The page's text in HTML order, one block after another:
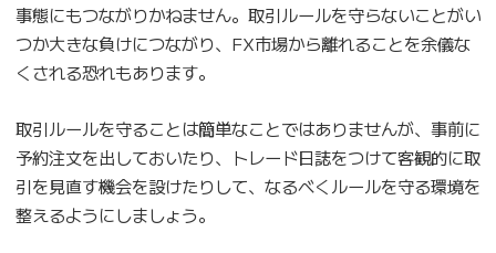
事態にもつながりかねません。取引ルールを守らないことがい
つか大きな負けにつながり、FX市場から離れることを余儀な
くされる恐れもあります。
取引ルールを守ることは簡単なことではありませんが、事前に
予約注文を出しておいたり、トレード日誌をつけて客観的に取
引を見直す機会を設けたりして、なるべくルールを守る環境を
整えるようにしましょう。